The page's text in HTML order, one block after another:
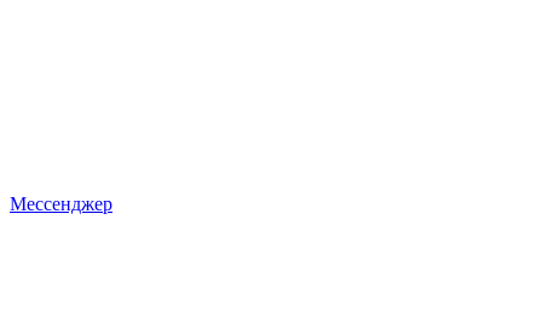
Мессенджер